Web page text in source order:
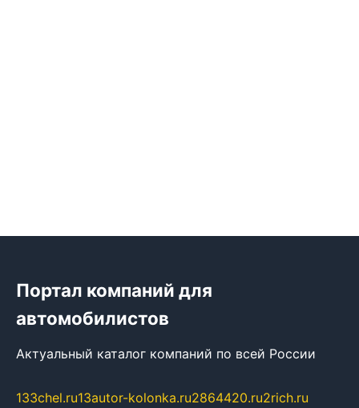
Портал компаний для
автомобилистов
Актуальный каталог компаний по всей России
133chel.ru13autor-kolonka.ru2864420.ru2rich.ru